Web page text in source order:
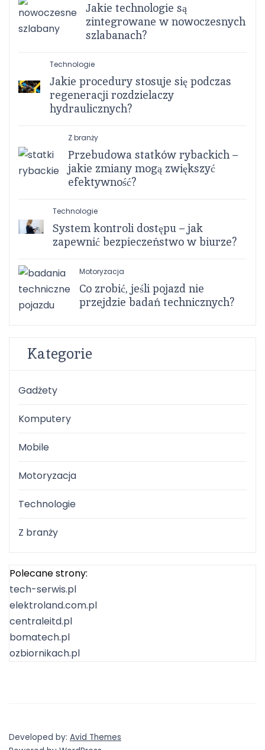
Jakie technologie są
zintegrowane w nowoczesnych
szlabanach?
Technologie
Jakie procedury stosuje się podczas
regeneracji rozdzielaczy
hydraulicznych?
Z branży
Przebudowa statków rybackich –
jakie zmiany mogą zwiększyć
efektywność?
Technologie
System kontroli dostępu – jak
zapewnić bezpieczeństwo w biurze?
Motoryzacja
Co zrobić, jeśli pojazd nie
przejdzie badań technicznych?
Kategorie
Gadżety
Komputery
Mobile
Motoryzacja
Technologie
Z branży
Polecane strony:
tech-serwis.pl
elektroland.com.pl
centraleitd.pl
bomatech.pl
ozbiornikach.pl
Developed by: Avid Themes